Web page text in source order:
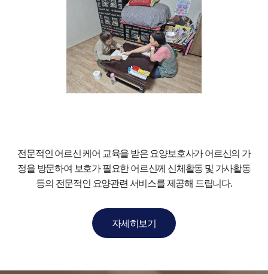
전문적인 어르신 케어 교육을 받은 요양보호사가 어르신의 가
정을방문하여 보호가 필요한 어르신께 신체활동 및 가사활동
등의 전문적인 요양관련 서비스를 제공해 드립니다.
자세히보기